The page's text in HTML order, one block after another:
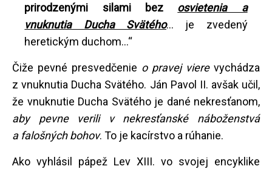
prirodzenými silami bez osvietenia a
vnuknutia Ducha Svätého... je zvedený
heretickým duchom...“
Čiže pevné presvedčenie o pravej vierevychádza
z vnuknutia Ducha Svätého. Ján Pavol II. avšak učil,
že vnuknutie Ducha Svätého je dané nekresťanom,
aby pevne verili v nekresťanské náboženstvá
a falošných bohov. To je kacírstvo a rúhanie.
Ako vyhlásil pápež Lev XIII. vo svojej encyklike